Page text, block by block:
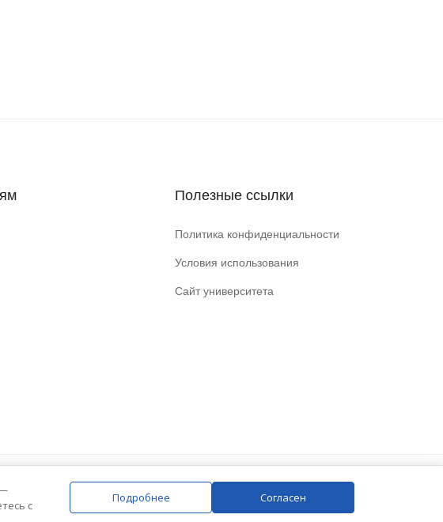
Полезные ссылки
Политика конфиденциальности
Условия использования
Сайт университета
с
Подробнее Согласен